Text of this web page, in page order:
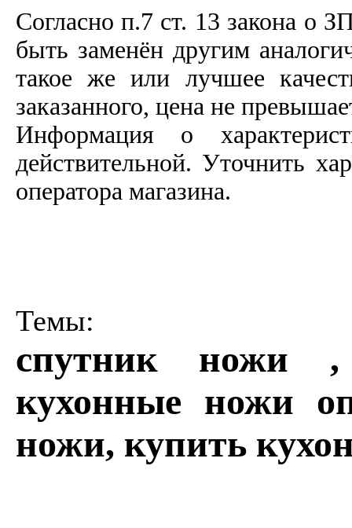
Согласно п.7 ст. 13 закона о
быть заменён другим
такое же или лучшее
заказанного, цена не
Информация о
действительной. Уточнить
оператора магазина.
Темы:
спутник ножи
кухонные ножи
ножи, купить